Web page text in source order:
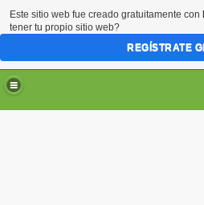
Este sitio web fue creado gratuitamente con
tener tu propio sitio web?
REGÍSTRATE